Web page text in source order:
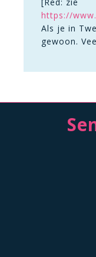
https://
Als je in
gewoon.